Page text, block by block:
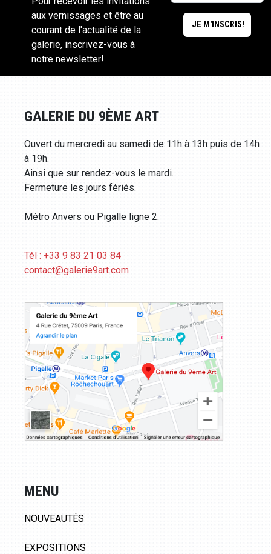
aux vernissages et être au
courant de l'actualité de la
galerie, inscrivez-vous à
notre newsletter!
GALERIE DU 9ÈME ART
Ouvert du mercredi au samedi de 11h à 13h puis de 14h
à 19h.
Ainsi que sur rendez-vous le mardi.
Fermeture les jours fériés.
Métro Anvers ou Pigalle ligne 2.
Tél : +33 9 83 21 03 84
contact@galerie9art.com
MENU
NOUVEAUTÉS
EXPOSITIONS